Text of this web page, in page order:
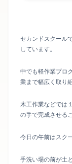
セカンドスクール
しています。
中でも軽作業プロ
業まで幅広く取り
木工作業などでは
の手で完成させる
今日の午前はスク
手洗い場の前が土